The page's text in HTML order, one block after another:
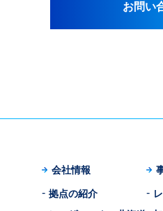
お問い
会社情報
拠点の紹介